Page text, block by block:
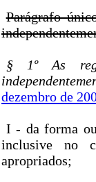
Parágrafo
§ 1º As
dezembro de
I - da forma
inclusive no
apropriados;